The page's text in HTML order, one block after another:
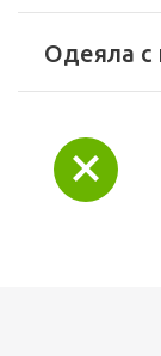
Одеяла с